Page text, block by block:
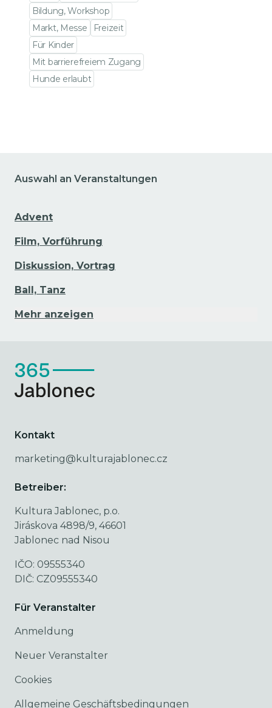
Bildung, Workshop
Markt, Messe
Freizeit
Für Kinder
Mit barrierefreiem Zugang
Hunde erlaubt
Auswahl an Veranstaltungen
Advent
Film, Vorführung
Diskussion, Vortrag
Ball, Tanz
Mehr anzeigen
Kontakt
marketing@kulturajablonec.cz
Betreiber:
Kultura Jablonec, p.o.
Jiráskova 4898/9, 46601
Jablonec nad Nisou
IČO: 09555340
DIČ: CZ09555340
Für Veranstalter
Anmeldung
Neuer Veranstalter
Cookies
Allgemeine Geschäftsbedingungen